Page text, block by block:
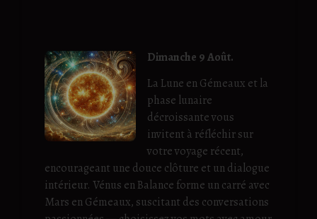
Dimanche 9 Août.
La Lune en Gémeaux et la
phase lunaire
décroissante vous
invitent à réfléchir sur
votre voyage récent,
encourageant une douce clôture et un dialogue
intérieur. Vénus en Balance forme un carré avec
Mars en Gémeaux, suscitant des conversations